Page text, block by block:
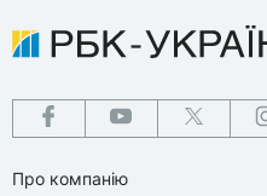
Про компанію